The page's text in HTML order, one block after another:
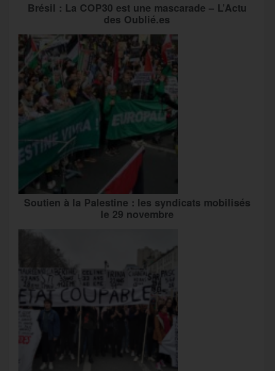
Brésil : La COP30 est une mascarade – L’Actu
des Oublié.es
Soutien à la Palestine : les syndicats mobilisés
le 29 novembre